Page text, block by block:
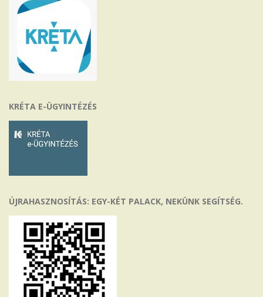
KRÉTA E-ÜGYINTÉZÉS
ÚJRAHASZNOSÍTÁS: EGY-KÉT PALACK, NEKÜNK SEGÍTSÉG.